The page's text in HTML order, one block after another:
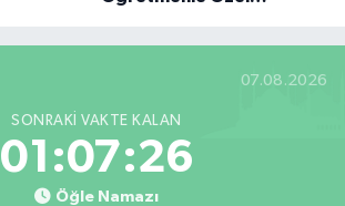
07.08.2026
SONRAKI VAKTE KALAN
01:07:25
Öğle Namazı